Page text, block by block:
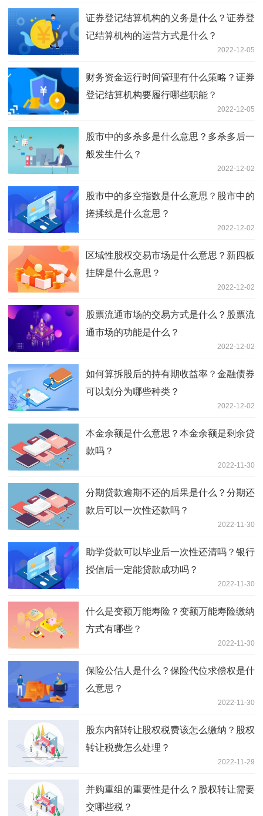
证券登记结算机构的义务是什么？证券登
记结算机构的运营方式是什么？
2022-12-05
财务资金运行时间管理有什么策略？证券
登记结算机构要履行哪些职能？
2022-12-05
股市中的多杀多是什么意思？多杀多后一
般发生什么？
2022-12-02
股市中的多空指数是什么意思？股市中的
搓揉线是什么意思？
2022-12-02
区域性股权交易市场是什么意思？新四板
挂牌是什么意思？
2022-12-02
股票流通市场的交易方式是什么？股票流
通市场的功能是什么？
2022-12-02
如何算拆股后的持有期收益率？金融债券
可以划分为哪些种类？
2022-12-02
本金余额是什么意思？本金余额是剩余贷
款吗？
2022-11-30
分期贷款逾期不还的后果是什么？分期还
款后可以一次性还款吗？
2022-11-30
助学贷款可以毕业后一次性还清吗？银行
授信后一定能贷款成功吗？
2022-11-30
什么是变额万能寿险？变额万能寿险缴纳
方式有哪些？
2022-11-30
保险公估人是什么？保险代位求偿权是什
么意思？
2022-11-30
股东内部转让股权税费该怎么缴纳？股权
转让税费怎么处理？
2022-11-29
并购重组的重要性是什么？股权转让需要
交哪些税？